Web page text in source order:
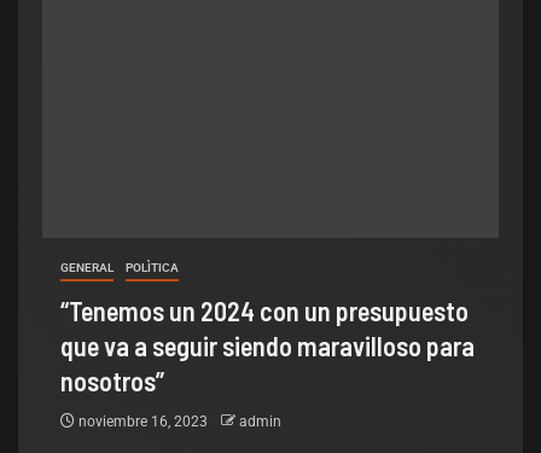
GENERAL POLÌTICA
“Tenemos un 2024 con un presupuesto
que va a seguir siendo maravilloso para
nosotros”
noviembre 16, 2023 admin